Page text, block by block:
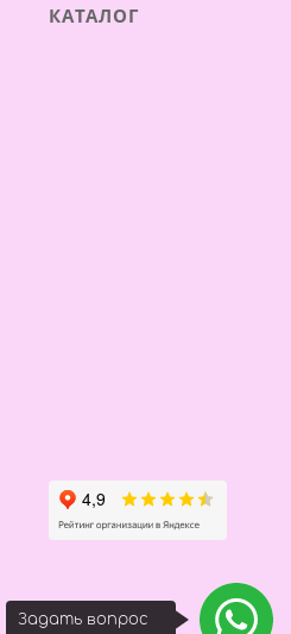
Задать вопрос
КАТАЛОГ